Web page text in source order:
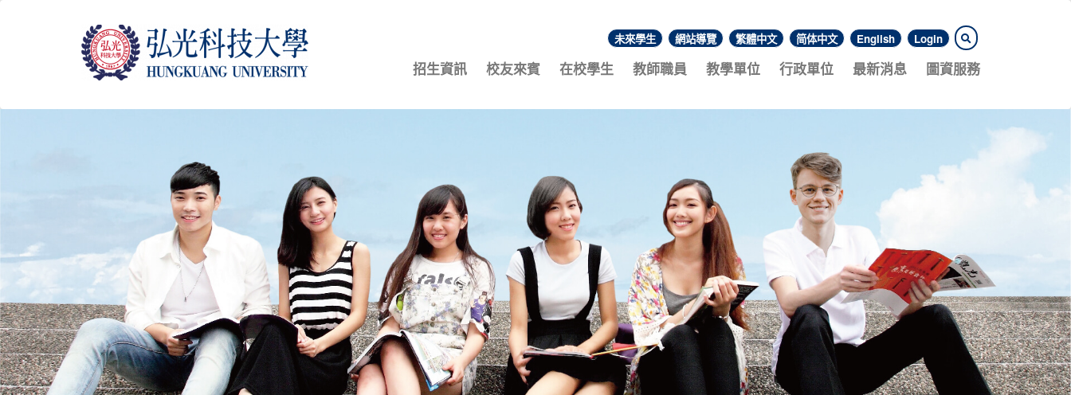
內
:::
未來學生 網站導覽 繁體中文 简体中文 English Login
招生資訊 校友來賓 在校學生 教師職員 教學單位 行政單位 最新消息 圖資服務